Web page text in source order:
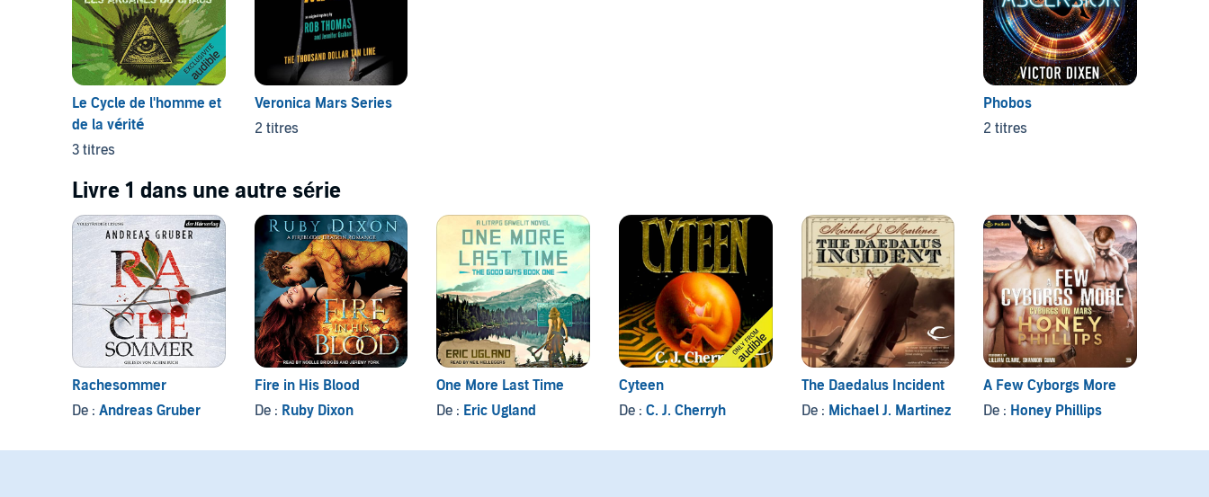
Le Cycle de l'homme et
de la vérité
3 titres
Veronica Mars Series
2 titres
Phobos
2 titres
Livre 1 dans une autre série
Rachesommer
De : Andreas Gruber
Fire in His Blood
De : Ruby Dixon
One More Last Time
De : Eric Ugland
Cyteen
De : C. J. Cherryh
The Daedalus Incident
De : Michael J. Martinez
A Few Cyborgs More
De : Honey Phillips